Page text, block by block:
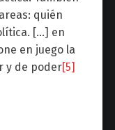
quién
[…] en
en juego la
y de poder[5]